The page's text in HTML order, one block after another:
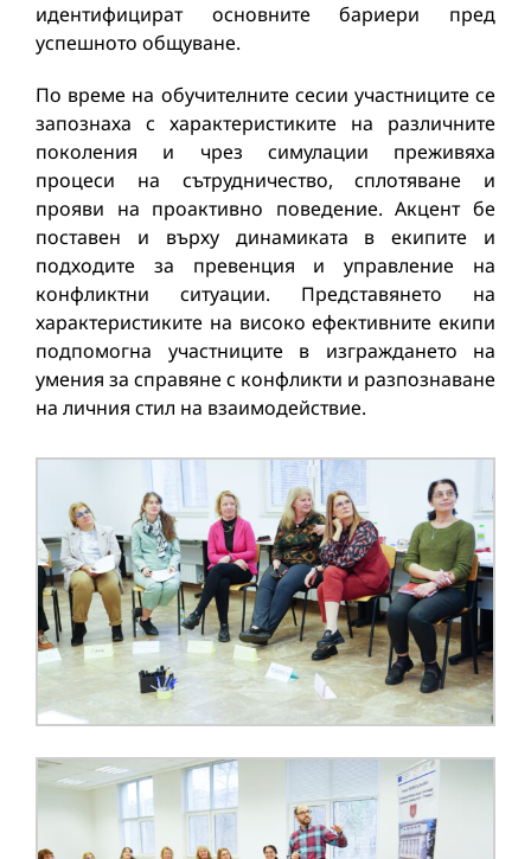
идентифицират основните бариери пред
успешното общуване.
По време на обучителните сесии участниците се
запознаха с характеристиките на различните
поколения и чрез симулации преживяха
процеси на сътрудничество, сплотяване и
прояви на проактивно поведение. Акцент бе
поставен и върху динамиката в екипите и
подходите за превенция и управление на
конфликтни ситуации. Представянето на
характеристиките на високо ефективните екипи
подпомогна участниците в изграждането на
умения за справяне с конфликти и разпознаване
на личния стил на взаимодействие.